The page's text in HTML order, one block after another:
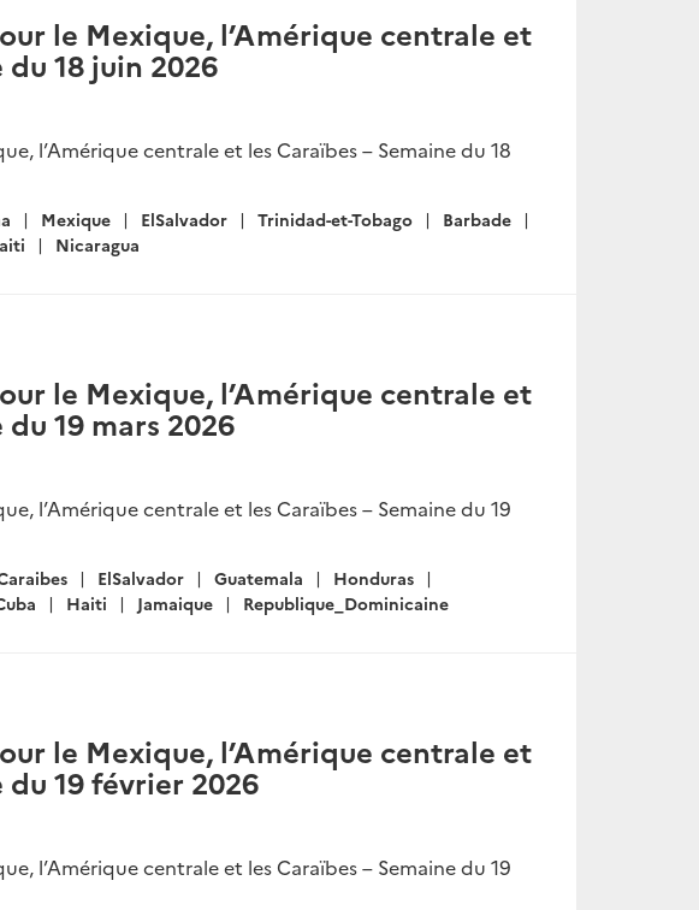
le Mexique, l’Amérique centrale et
du 18 juin 2026
l’Amérique centrale et les Caraïbes – Semaine du 18
Mexique ElSalvador Trinidad-et-Tobago
Barbade
Nicaragua
le Mexique, l’Amérique centrale et
19 mars 2026
l’Amérique centrale et les Caraïbes – Semaine du 19
ElSalvador Guatemala
Honduras
Haiti Jamaique Republique_Dominicaine
le Mexique, l’Amérique centrale et
du 19 février 2026
l’Amérique centrale et les Caraïbes – Semaine du 19